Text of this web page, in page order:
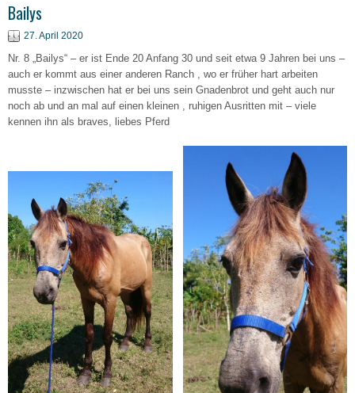
Bailys
27. April 2020
Nr. 8 „Bailys“ – er ist Ende 20 Anfang 30 und seit etwa 9 Jahren bei uns –
auch er kommt aus einer anderen Ranch , wo er früher hart arbeiten
musste – inzwischen hat er bei uns sein Gnadenbrot und geht auch nur
noch ab und an mal auf einen kleinen , ruhigen Ausritten mit – viele
kennen ihn als braves, liebes Pferd